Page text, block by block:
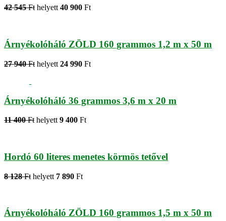
42 545 Ft helyett 40 900 Ft
Árnyékolóháló ZÖLD 160 grammos 1,2 m x 50 m
27 940 Ft helyett 24 990 Ft
Árnyékolóháló 36 grammos 3,6 m x 20 m
11 400 Ft helyett 9 400 Ft
Hordó 60 literes menetes körmös tetővel
8 128 Ft helyett 7 890 Ft
Árnyékolóháló ZÖLD 160 grammos 1,5 m x 50 m